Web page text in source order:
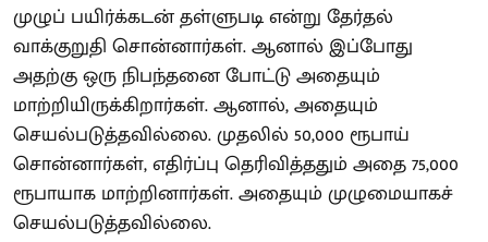
முழுப் பயிர்க்கடன் தள்ளுபடி என்று தேர்தல்
வாக்குறுதி சொன்னார்கள். ஆனால் இப்போது
அதற்கு ஒரு நிபந்தனை போட்டு அதையும்
மாற்றியிருக்கிறார்கள். ஆனால், அதையும்
செயல்படுத்தவில்லை. முதலில் 50,000 ரூபாய்
சொன்னார்கள், எதிர்ப்பு தெரிவித்ததும் அதை 75,000
ரூபாயாக மாற்றினார்கள். அதையும் முழுமையாகச்
செயல்படுத்தவில்லை.